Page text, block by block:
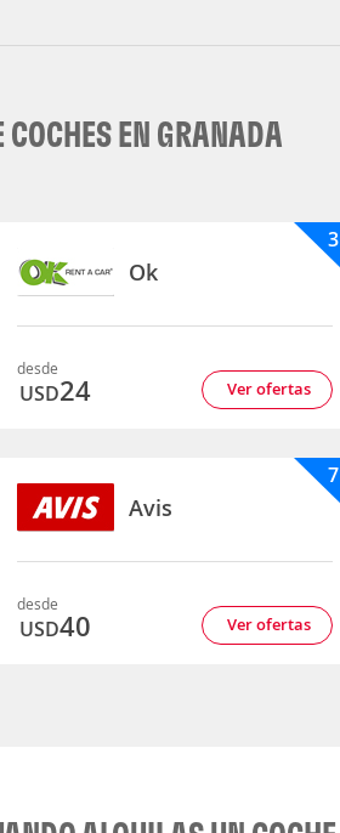
EN GRANADA
Ok
3
desde
USD24 Ver ofertas
Avis
7
desde
USD40 Ver ofertas